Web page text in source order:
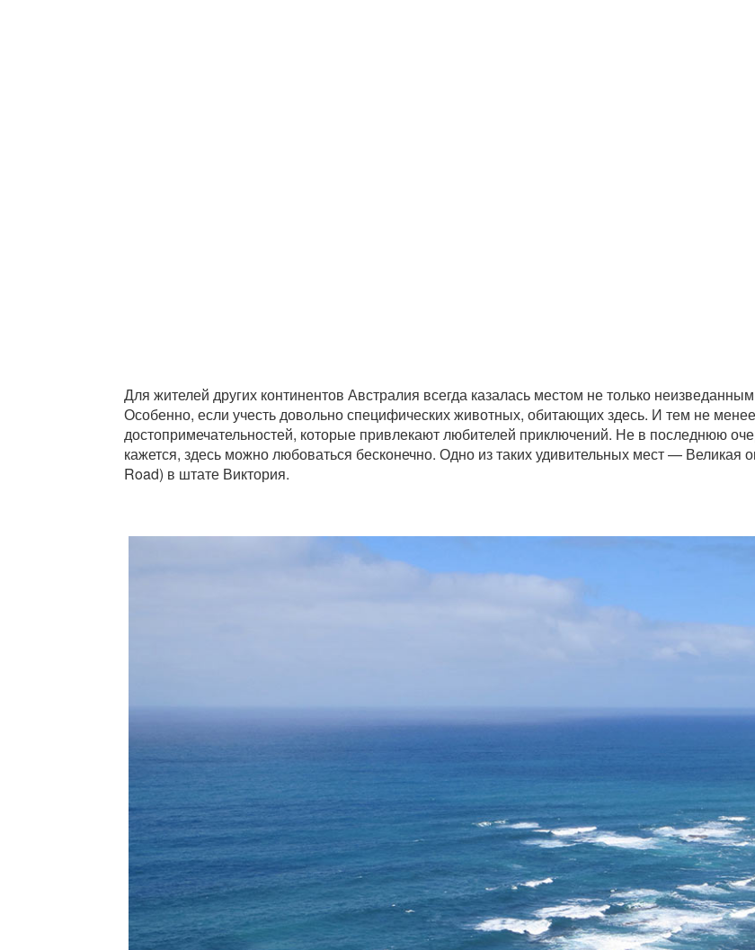
Для жителей других континентов Австралия всегда казалась местом не только
Особенно, если учесть довольно специфических животных, обитающих здесь. И тем не
достопримечательностей, которые привлекают любителей приключений. Не в последнюю
кажется, здесь можно любоваться бесконечно. Одно из таких удивительных мест — Великая
Road) в штате Виктория.